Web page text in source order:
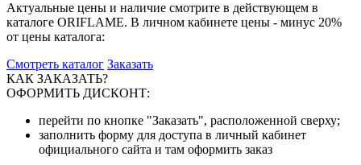
Актуальные цены и наличие смотрите в действующем в
каталоге ORIFLAME. В личном кабинете цены - минус 20%
от цены каталога:
Смотреть каталог Заказать
КАК ЗАКАЗАТЬ?
ОФОРМИТЬ ДИСКОНТ:
перейти по кнопке "Заказать", расположенной сверху;
заполнить форму для доступа в личный кабинет
официального сайта и там оформить заказ